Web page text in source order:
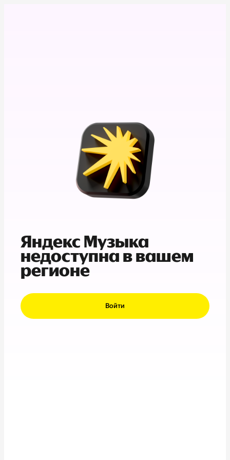
Яндекс Музыка
недоступна в вашем
регионе
Войти